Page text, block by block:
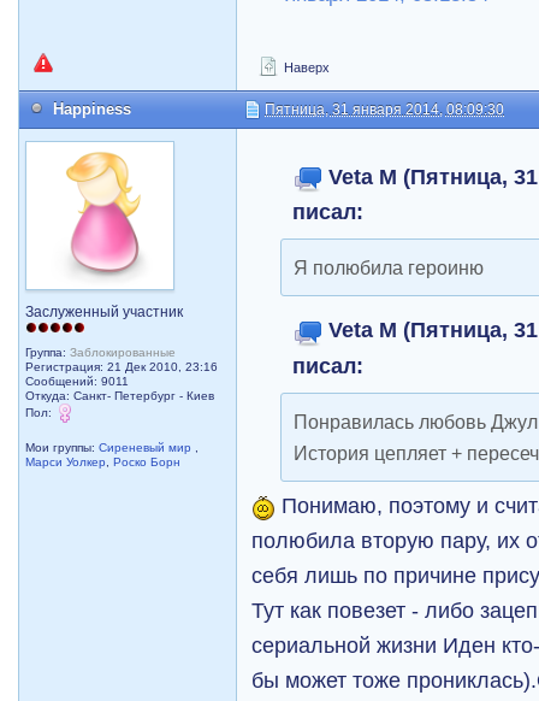
Наверх
Happiness Пятница, 31 января 2014, 08:09:30
Заслуженный участник
Группа:Заблокированные
Регистрация: 21 Дек 2010, 23:16
Сообщений: 9011
Откуда: Санкт- Петербург - Киев
Пол:
Мои группы:Сиреневый мир
Марси Уолкер
,Роско Борн
Veta M (Пятница,
писал:
Я полюбила героиню
Veta M (Пятница,
писал:
Понравилась любовь
История цепляет +
Понимаю, поэтому и
полюбила вторую пару, их
себя лишь по причине
Тут как повезет - либо
сериальной жизни Иден
бы может тоже